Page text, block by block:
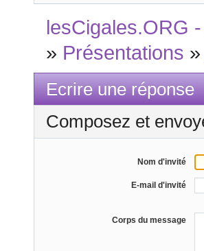
lesCigales.ORG
» Présentations
Ecrire une réponse
Composez et
Nom d'invité
E-mail d'invité
Corps du message